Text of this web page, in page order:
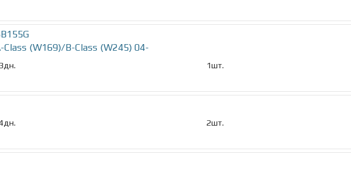
(W169)/B-Class (W245) 04-
3дн. 1шт.
2шт.